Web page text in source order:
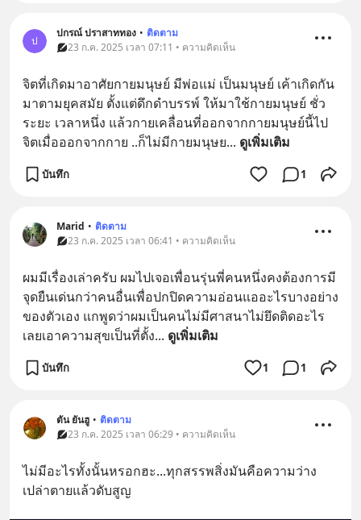
ป
ปกรณ์ ปราสาททอง • ติดตาม
23 ก.ค. 2025 เวลา 07:11 • ความคิดเห็น
จิตที่เกิดมาอาศัยกายมนุษย์ มีพ่อแม่ เป็นมนุษย์ เค้าเกิดกัน
มาตามยุคสมัย ตั้งแต่ดึกดำบรรพ์ ให้มาใช้กายมนุษย์ ชั่ว
ระยะ เวลาหนึ่ง แล้วกายเคลื่อนที่ออกจากกายมนุษย์นี้ไป
จิตเมื่อออกจากกาย ..ก็ไม่มีกายมนุษย... ดูเพิ่มเติม
บันทึก 1
Marid • ติดตาม
23 ก.ค. 2025 เวลา 06:41 • ความคิดเห็น
ผมมีเรื่อง​เล่าครับ​ ผมไปเจอเพื่อน​รุ่นพี่​คนหนึ่​งคงต้องการ​มี
จุดยืน​เด่นกว่าคนอื่นเพื่อ​ปกปิด​ความอ่อนแอ​อะไรบางอย่าง​
ของตัวเอง​ แกพูด​ว่าผมเป็น​คนไม่มีศาสนา​ไม่ยึดติด​อะไร
เลยเอาความสุข​เป็น​ที่ตั้ง... ดูเพิ่มเติม
บันทึก 1 1
ตัน ยันฮู • ติดตาม
23 ก.ค. 2025 เวลา 06:29 • ความคิดเห็น
ไม่มีอะไรทั้งนั้นหรอกฮะ...ทุกสรรพสิ่งมันคือความว่าง
เปล่าตายแล้วดับสูญ